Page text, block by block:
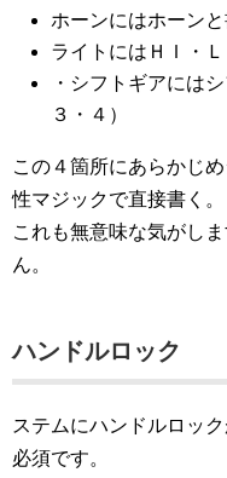
ホーンにはホーン
ライトにはＨＩ・
・シフトギアには
３・４）
この４箇所にあらかじ
性マジックで直接書く。
これも無意味な気がし
ん。
ハンドルロック
ステムにハンドルロッ
必須です。